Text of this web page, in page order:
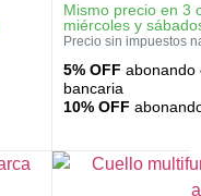
Mismo precio en 3
miércoles y
Precio sin impuestos
5% OFF abonando
bancaria
10% OFF